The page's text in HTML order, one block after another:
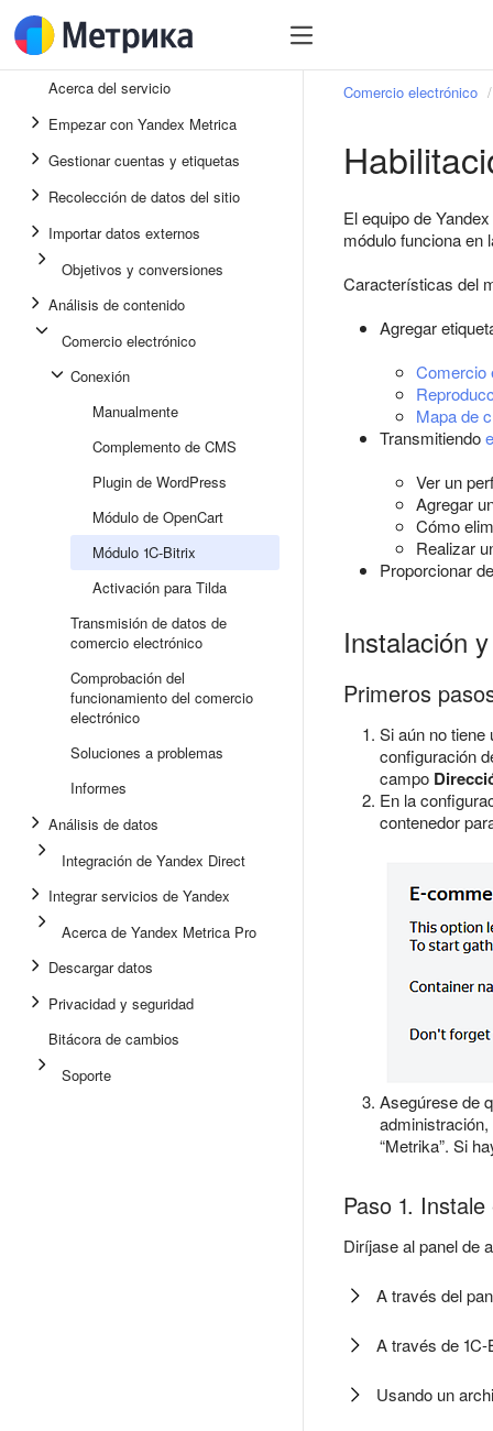
Acerca del servicio
Empezar con Yandex Metrica
Gestionar cuentas y etiquetas
Recolección de datos del sitio
Importar datos externos
Objetivos y conversiones
Análisis de contenido
Comercio electrónico
Conexión
Manualmente
Complemento de CMS
Plugin de WordPress
Módulo de OpenCart
Módulo 1C-Bitrix
Activación para Tilda
Transmisión de datos de
comercio electrónico
Comprobación del
funcionamiento del comercio
electrónico
Soluciones a problemas
Informes
Análisis de datos
Integración de Yandex Direct
Integrar servicios de Yandex
Acerca de Yandex Metrica Pro
Descargar datos
Privacidad y seguridad
Bitácora de cambios
Soporte
Comercio electrónico
El equipo de
módulo funciona en
Características del
Agregar
Comercio
Mapa de
Transmitiendo
Ver un
Agregar
Cómo
Realizar
Proporcionar
Instalación
Primeros
Si aún no
configuración
campo
En la
contenedor
Asegúrese de
“Metrika”. Si
Paso 1.
Diríjase al panel de
A través del
A través de
Usando un